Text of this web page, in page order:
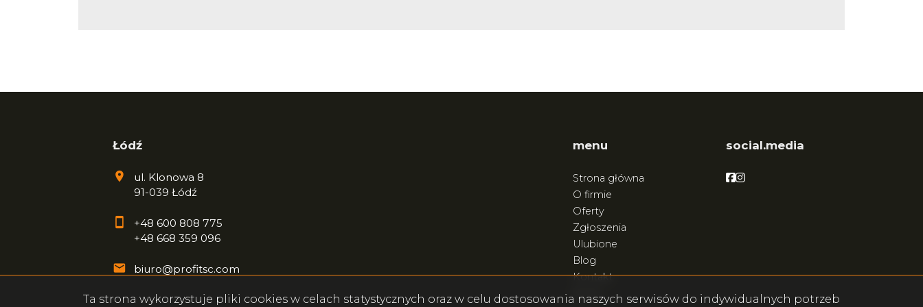
Łódź
ul. Klonowa 8
91-039 Łódź
+48 600 808 775
+48 668 359 096
biuro@profitsc.com
menu
Strona główna
O firmie
Oferty
Zgłoszenia
Ulubione
Blog
Kontakt
social.media
Facebook
Facebook
Ta strona wykorzystuje pliki cookies w celach statystycznych oraz w celu dostosowania naszych serwisów do indywidualnych potrzeb